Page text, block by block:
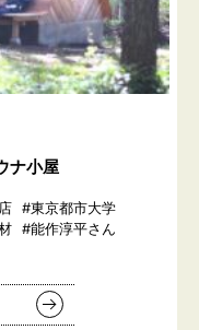
ナ小屋
#東京都市大学
#能作淳平さん